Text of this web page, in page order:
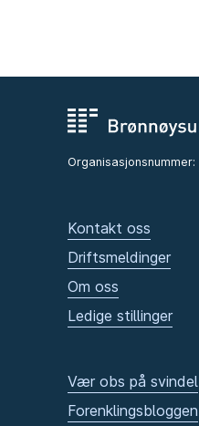
Organisasjonsnummer:
Kontakt oss
Driftsmeldinger
Om oss
Ledige stillinger
Vær obs på svindel
Forenklingsbloggen